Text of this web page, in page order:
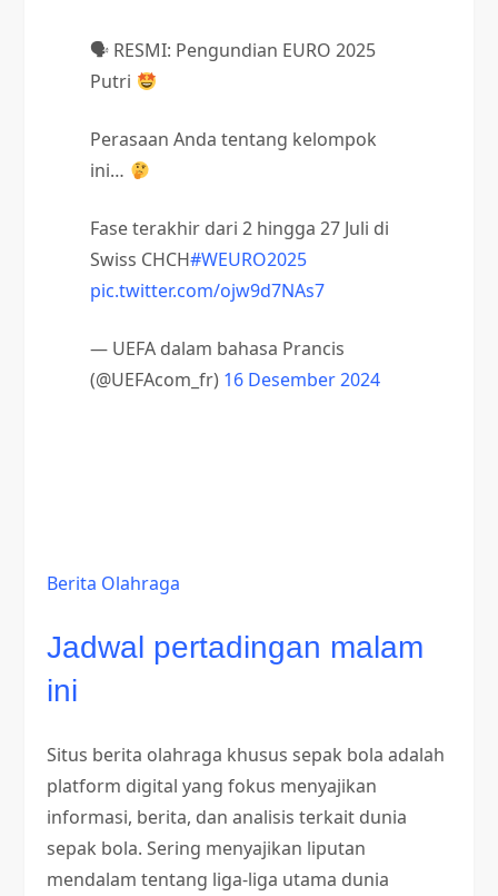
🗣 RESMI: Pengundian EURO 2025
Putri
Perasaan Anda tentang kelompok
ini…
Fase terakhir dari 2 hingga 27 Juli di
Swiss CHCH#WEURO2025
pic.twitter.com/ojw9d7NAs7
— UEFA dalam bahasa Prancis
(@UEFAcom_fr) 16 Desember 2024
Berita Olahraga
Jadwal pertadingan malam
ini
Situs berita olahraga khusus sepak bola adalah
platform digital yang fokus menyajikan
informasi, berita, dan analisis terkait dunia
sepak bola. Sering menyajikan liputan
mendalam tentang liga-liga utama dunia